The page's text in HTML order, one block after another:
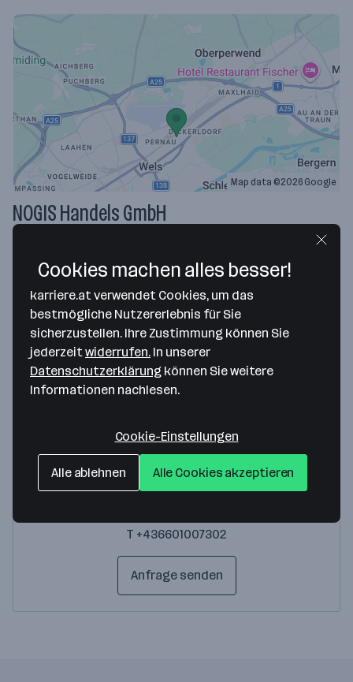
Map data ©2026 Google
NOGIS Handels GmbH
4600 Wels— Route berechnen
Webseite
Ansprechperson
T +436601007302
Anfrage senden
Cookies machen alles besser!
karriere.at verwendet Cookies, um das
bestmögliche Nutzererlebnis für Sie
sicherzustellen. Ihre Zustimmung können Sie
jederzeit widerrufen. In unserer
Datenschutzerklärung können Sie weitere
Informationen nachlesen.
Cookie-Einstellungen
Alle ablehnen Alle Cookies akzeptieren